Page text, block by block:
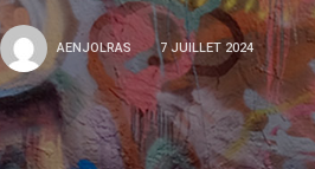
AENJOLRAS 7 JUILLET 2024